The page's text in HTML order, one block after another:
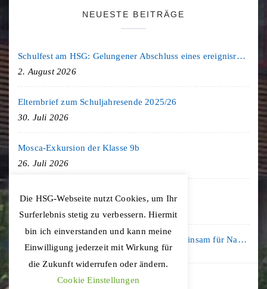
NEUESTE BEITRÄGE
Schulfest am HSG: Gelungener Abschluss eines ereignisreichen Schuljahres
2. August 2026
Elternbrief zum Schuljahresende 2025/26
30. Juli 2026
Mosca-Exkursion der Klasse 9b
26. Juli 2026
Freiburg-Exkursion des Geschichte LK
20. Juli 2026
Kooperation mit der KLIMA ARENA: Gemeinsam für Nachhaltigkeit und Klimaschutz
16. Juli 2026
Die HSG-Webseite nutzt Cookies, um Ihr
Surferlebnis stetig zu verbessern. Hiermit
bin ich einverstanden und kann meine
Einwilligung jederzeit mit Wirkung für
die Zukunft widerrufen oder ändern.
Cookie Einstellungen